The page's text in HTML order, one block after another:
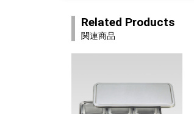
Related Products
関連商品